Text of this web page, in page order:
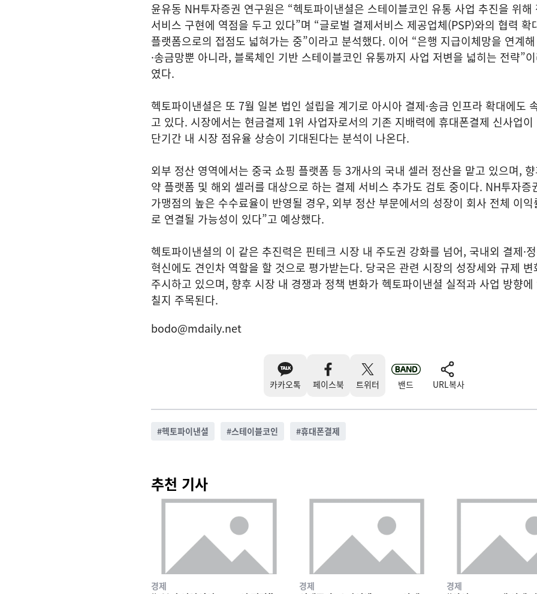
윤유동 NH투자증권 연구원은 “헥토파이낸셜은 스테이블코인 유통 사업 추진을 위해
서비스 구현에 역점을 두고 있다”며 “글로벌 결제서비스 제공업체(PSP)와의 협력 확
플랫폼으로의 접점도 넓혀가는 중”이라고 분석했다. 이어 “은행 지급이체망을 연계
·송금망뿐 아니라, 블록체인 기반 스테이블코인 유통까지 사업 저변을 넓히는 전략”
였다.
헥토파이낸셜은 또 7월 일본 법인 설립을 계기로 아시아 결제·송금 인프라 확대에도
고 있다. 시장에서는 현금결제 1위 사업자로서의 기존 지배력에 휴대폰결제 신사업이
단기간 내 시장 점유율 상승이 기대된다는 분석이 나온다.
외부 정산 영역에서는 중국 쇼핑 플랫폼 등 3개사의 국내 셀러 정산을 맡고 있으며,
약 플랫폼 및 해외 셀러를 대상으로 하는 결제 서비스 추가도 검토 중이다. NH투자증
가맹점의 높은 수수료율이 반영될 경우, 외부 정산 부문에서의 성장이 회사 전체 이익
로 연결될 가능성이 있다”고 예상했다.
헥토파이낸셜의 이 같은 추진력은 핀테크 시장 내 주도권 강화를 넘어, 국내외 결제·
혁신에도 견인차 역할을 할 것으로 평가받는다. 당국은 관련 시장의 성장세와 규제 변
주시하고 있으며, 향후 시장 내 경쟁과 정책 변화가 헥토파이낸셜 실적과 사업 방향에
칠지 주목된다.
bodo@mdaily.net
카카오톡 페이스북 트위터 밴드 URL복사
#헥토파이낸셜 #스테이블코인 #휴대폰결제
추천 기사
경제 경제 경제